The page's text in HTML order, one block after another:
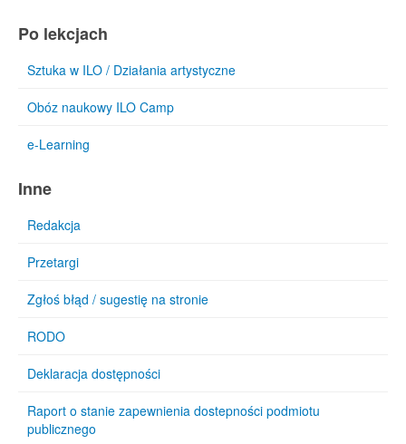
Po lekcjach
Sztuka w ILO / Działania artystyczne
Obóz naukowy ILO Camp
e-Learning
Inne
Redakcja
Przetargi
Zgłoś błąd / sugestię na stronie
RODO
Deklaracja dostępności
Raport o stanie zapewnienia dostepności podmiotu
publicznego